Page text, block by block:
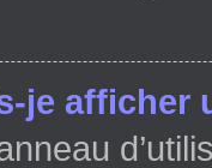
je afficher